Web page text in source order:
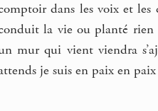
dans les voix et
la vie ou planté rien
mur qui vient viendra
je suis en paix en